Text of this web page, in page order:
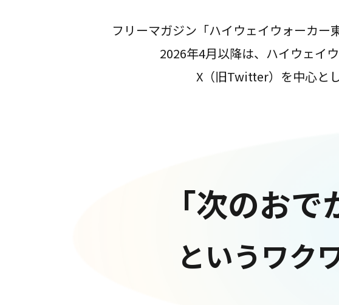
フリーマガジン「ハイウェイウォーカ
2026年4月以降は、ハイウェイ
X（旧Twitter）を中心と
「次のお
というワク